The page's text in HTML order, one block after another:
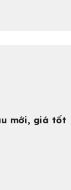
mới, giá tốt